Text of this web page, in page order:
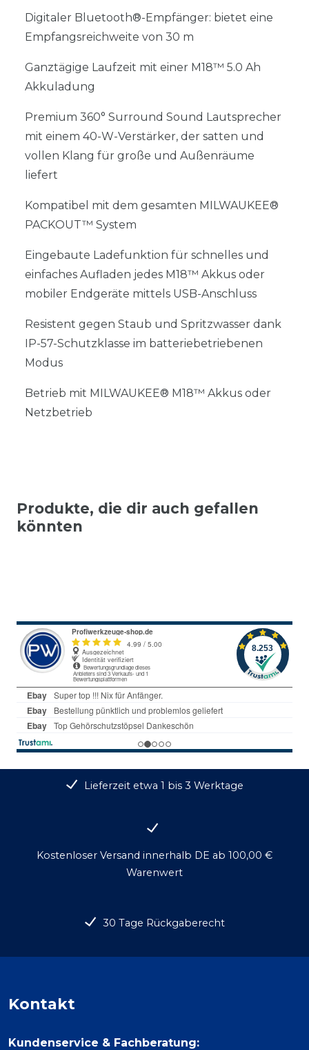
Digitaler Bluetooth®-Empfänger: bietet eine
Empfangsreichweite von 30 m
Ganztägige Laufzeit mit einer M18™ 5.0 Ah
Akkuladung
Premium 360° Surround Sound Lautsprecher
mit einem 40-W-Verstärker, der satten und
vollen Klang für große und Außenräume
liefert
Kompatibel mit dem gesamten MILWAUKEE®
PACKOUT™ System
Eingebaute Ladefunktion für schnelles und
einfaches Aufladen jedes M18™ Akkus oder
mobiler Endgeräte mittels USB-Anschluss
Resistent gegen Staub und Spritzwasser dank
IP-57-Schutzklasse im batteriebetriebenen
Modus
Betrieb mit MILWAUKEE® M18™ Akkus oder
Netzbetrieb
Produkte, die dir auch gefallen
könnten
Lieferzeit etwa 1 bis 3 Werktage
Kostenloser Versand innerhalb DE ab 100,00 €
Warenwert
30 Tage Rückgaberecht
Kontakt
Kundenservice & Fachberatung: